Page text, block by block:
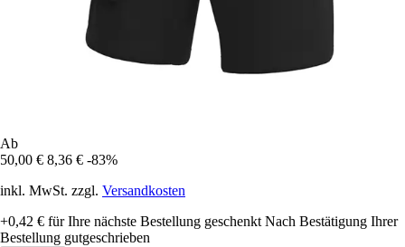
Ab
50,00 € 8,36 € -83%
inkl. MwSt. zzgl. Versandkosten
+0,42 € für Ihre nächste Bestellung geschenkt Nach Bestätigung Ihrer
Bestellung gutgeschrieben